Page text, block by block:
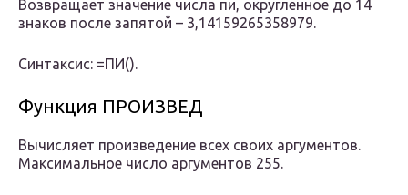
Возвращает значение числа пи, округленное до 14
знаков после запятой – 3,14159265358979.
Синтаксис: =ПИ().
Функция ПРОИЗВЕД
Вычисляет произведение всех своих аргументов.
Максимальное число аргументов 255.